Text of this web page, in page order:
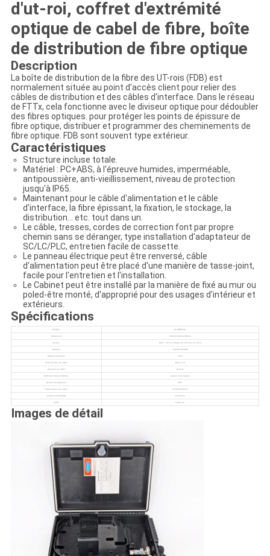
d'ut-roi, coffret d'extrémité
optique de cabel de fibre, boîte
de distribution de fibre optique
Description
La boîte de distribution de la fibre des UT-rois (FDB) est
normalement située au point d'accès client pour relier des
câbles de distribution et des câbles d'interface. Dans le réseau
de FTTx, cela fonctionne avec le diviseur optique pour dédoubler
des fibres optiques. pour protéger les points de épissure de
fibre optique, distribuer et programmer des cheminements de
fibre optique. FDB sont souvent type extérieur.
Caractéristiques
Structure incluse totale.
Matériel : PC+ABS, à l'épreuve humides, imperméable,
antipoussière, anti-vieillissement, niveau de protection
jusqu'à IP65.
Maintenant pour le câble d'alimentation et le câble
d'interface, la fibre épissant, la fixation, le stockage, la
distribution… etc. tout dans un.
Le câble, tresses, cordes de correction font par propre
chemin sans se déranger, type installation d'adaptateur de
SC/LC/PLC, entretien facile de cassette.
Le panneau électrique peut être renversé, câble
d'alimentation peut être placé d'une manière de tasse-joint,
facile pour l'entretien et l'installation.
Le Cabinet peut être installé par la manière de fixé au mur ou
poled-être monté, d'approprié pour des usages d'intérieur et
extérieurs.
Spécifications
Modèle UT-FDB216A
Dimension 295mm*220mm*85mm
Couleur Blanc, noir ou adapté aux besoins du client
Matériel 70%PC+30%ABS
Rapport maximum
Ports d'entrée de câble Dans 2 16
Diamètre de câble
Méthode d'Assemmbling poteau, mur-support
Niveau de protection IP65
Taille externe de carton 610*510*330mm
nombre d'emballage 10 PCs/ctn
Images de détail